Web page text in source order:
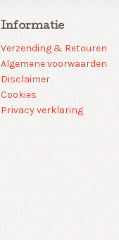
Informatie
Verzending & Retouren
Algemene voorwaarden
Disclaimer
Cookies
Privacy verklaring